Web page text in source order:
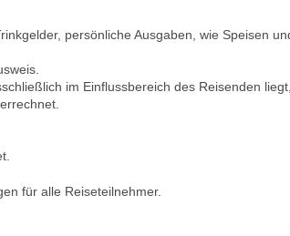
persönliche Ausgaben, wie Speisen
im Einflussbereich des Reisenden
für alle Reiseteilnehmer.